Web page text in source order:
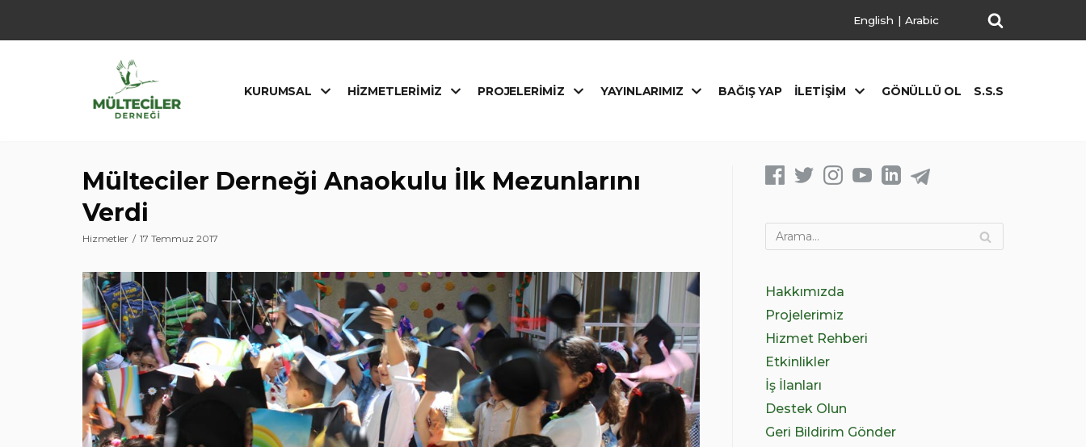
geç
English | Arabic
KURUMSAL HIZMETLERIMIZ PROJELERIMIZ YAYINLARIMIZ BAĞIŞ YAP İLETIŞIM GÖNÜLLÜ OL S.S.S
Mülteciler Derneği Anaokulu İlk Mezunlarını
Verdi
Hizmetler 17 Temmuz 2017
Hakkımızda
Projelerimiz
Hizmet Rehberi
Etkinlikler
İş İlanları
Destek Olun
Geri Bildirim Gönder